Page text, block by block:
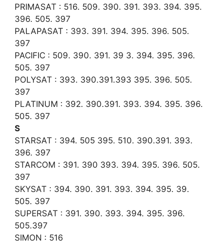
PRIMASAT : 516. 509. 390. 391. 393. 394. 395.
396. 505. 397
PALAPASAT : 393. 391. 394. 395. 396. 505.
397
PACIFIC : 509. 390. 391. 39 3. 394. 395. 396.
505. 397
POLYSAT : 393. 390.391.393 395. 396. 505.
397
PLATINUM : 392. 390.391. 393. 394. 395. 396.
505. 397
S
STARSAT : 394. 505 395. 510. 390.391. 393.
396. 397
STARCOM : 391. 390 393. 394. 395. 396. 505.
397
SKYSAT : 394. 390. 391. 393. 394. 395. 39.
505. 397
SUPERSAT : 391. 390. 393. 394. 395. 396.
505.397
SIMON : 516